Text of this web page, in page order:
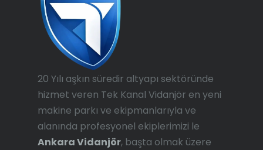
20 Yılı aşkın süredir altyapı sektöründe
hizmet veren Tek Kanal Vidanjör en yeni
makine parkı ve ekipmanlarıyla ve
alanında profesyonel ekiplerimizi le
Ankara Vidanjör, başta olmak üzere